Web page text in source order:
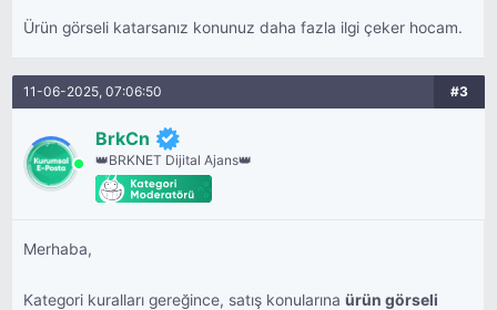
Ürün görseli katarsanız konunuz daha fazla ilgi çeker hocam.
11-06-2025, 07:06:50 #3
BrkCn
👑BRKNET Dijital Ajans👑
Merhaba,
Kategori kuralları gereğince, satış konularınaürün görseli